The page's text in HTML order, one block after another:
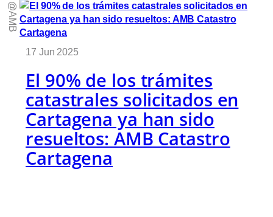
@AMB
17 Jun 2025
El 90% de los trámites
catastrales solicitados en
Cartagena ya han sido
resueltos: AMB Catastro
Cartagena